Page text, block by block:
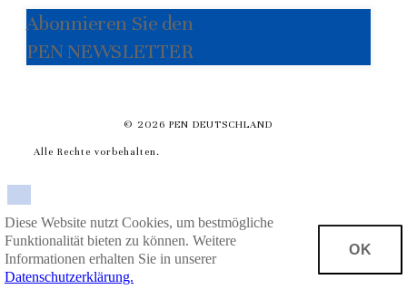
Abonnieren Sie den
PEN NEWSLETTER
© 2026 PEN DEUTSCHLAND
Alle Rechte vorbehalten.
Diese Website nutzt Cookies, um bestmögliche
Funktionalität bieten zu können. Weitere
Informationen erhalten Sie in unserer
Datenschutzerklärung.
OK